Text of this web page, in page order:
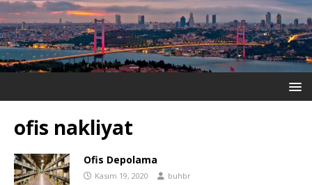
ofis nakliyat
Ofis Depolama
Kasım 19, 2020 buhbr